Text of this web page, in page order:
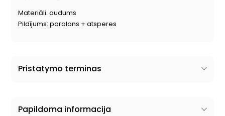
Materiāli: audums
Pildījums: porolons + atsperes
Pristatymo terminas
Papildoma informacija